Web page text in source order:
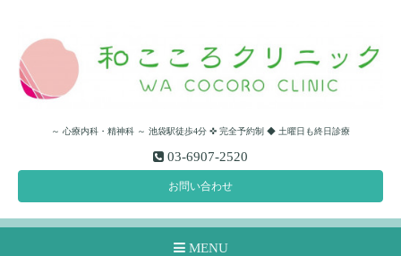
～ 心療内科・精神科 ～ 池袋駅徒歩4分 ✜ 完全予約制 ◆ 土曜日も終日診療
03-6907-2520
お問い合わせ
MENU